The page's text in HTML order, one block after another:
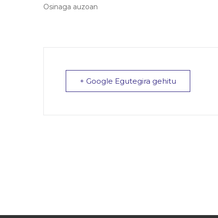
Osinaga auzoan
+ Google Egutegira gehitu